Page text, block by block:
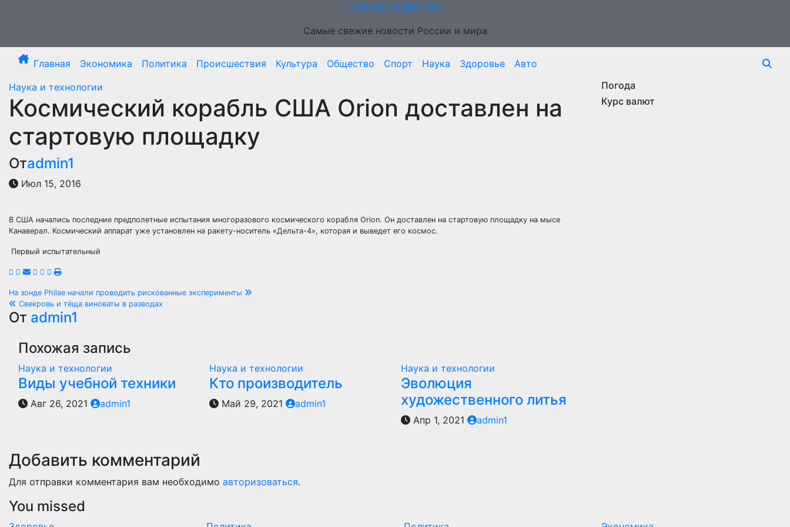
СВЕЖИЕ НОВОСТИ
Самые свежие новости России и мира
Главная Экономика Политика Происшествия Культура Общество Спорт Наука Здоровье
Авто
Наука и технологии
Космический корабль США Orion доставлен на
стартовую площадку
Отadmin1
Июл 15, 2016
В США начались последние предполетные испытания многоразового космического корабля Orion. Он доставлен на стартовую площадку на мысе
Канаверал. Космический аппарат уже установлен на ракету-носитель «Дельта-4», которая и выведет его космос.
Первый испытательный
Навигация
по
записям
На зонде Philae начали проводить рискованные эксперименты
Свекровь и тёща виноваты в разводах
От admin1
Похожая запись
Наука и технологии
Виды учебной техники
Авг 26, 2021 admin1
Наука и технологии
Кто производитель
Май 29, 2021 admin1
Наука и технологии
Эволюция
художественного литья
Апр 1, 2021 admin1
Добавить комментарий
Для отправки комментария вам необходимо авторизоваться.
Погода
Курс валют
You missed